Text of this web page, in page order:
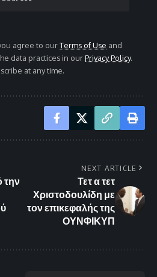
agree to ourTerms of Use and
data practices in ourPrivacy Policy.
at any time.
την
NEXT ARTICLE
Τετ α τετ
Χριστοδουλίδη με
τον επικεφαλής της
ΟΥΝΦΙΚΥΠ